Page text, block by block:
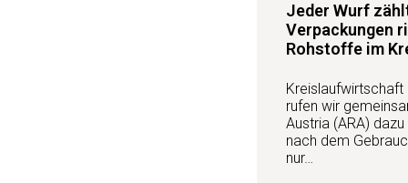
Jeder Wurf
Verpackungen
Rohstoffe im
Kreislaufwirtschaft
rufen wir
Austria (ARA)
nach dem
nur…